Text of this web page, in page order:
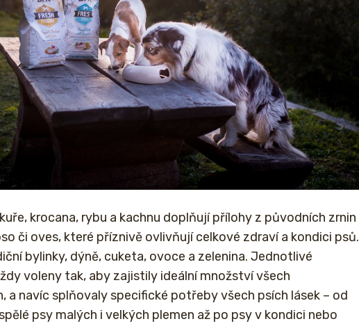
krocana, rybu a kachnu doplňují přílohy z původních zrnin
či oves, které příznivě ovlivňují celkové zdraví a kondici psů.
bylinky, dýně, cuketa, ovoce a zelenina. Jednotlivé
voleny tak, aby zajistily ideální množství všech
a navíc splňovaly specifické potřeby všech psích lásek – od
psy malých i velkých plemen až po psy v kondici nebo